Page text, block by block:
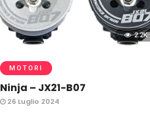
2.2K
MOTORI
Ninja – JX21-B07
26 Luglio 2024